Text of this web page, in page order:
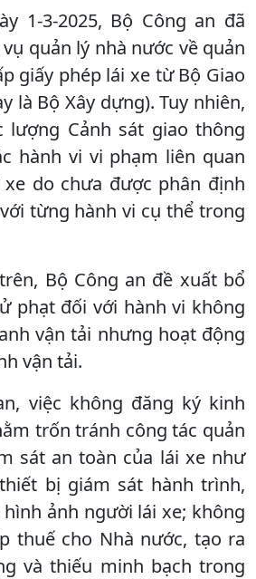
1-3-2025, Bộ Công an đã
quản lý nhà nước về quản
giấy phép lái xe từ Bộ Giao
là Bộ Xây dựng). Tuy nhiên,
Cảnh sát giao thông
hành vi vi phạm liên quan
do chưa được phân định
từng hành vi cụ thể trong
Bộ Công an đề xuất bổ
phạt đối với hành vi không
vận tải nhưng hoạt động
vận tải.
việc không đăng ký kinh
trốn tránh công tác quản
sát an toàn của lái xe như
bị giám sát hành trình,
ảnh người lái xe; không
thuế cho Nhà nước, tạo ra
và thiếu minh bạch trong